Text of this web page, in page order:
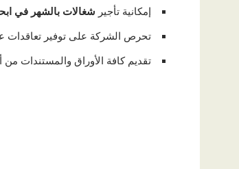
إمكانية تأجير شغالات بالشهر في
تحرص الشركة على توفير تعاقدات
تقديم كافة الأوراق والمستندات من